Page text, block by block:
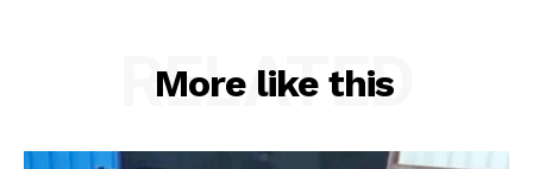
More like this
RELATED